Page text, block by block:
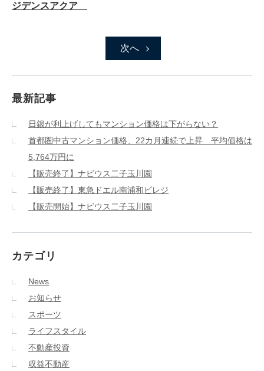
ジデンスアクア
次へ
最新記事
日銀が利上げしてもマンション価格は下がらない？
首都圏中古マンション価格、22カ月連続で上昇 平均価格は
5,764万円に
【販売終了】ナビウス二子玉川園
【販売終了】東急ドエル南浦和ビレジ
【販売開始】ナビウス二子玉川園
カテゴリ
News
お知らせ
スポーツ
ライフスタイル
不動産投資
収益不動産